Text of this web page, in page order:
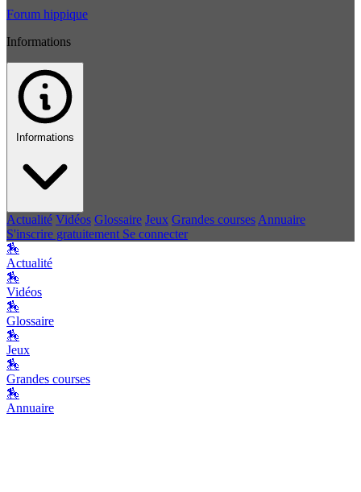
Forum hippique
Informations
Informations
Actualité Vidéos Glossaire Jeux Grandes courses Annuaire
S'inscrire gratuitement Se connecter
🏇
Actualité
🏇
Vidéos
🏇
Glossaire
🏇
Jeux
🏇
Grandes courses
🏇
Annuaire